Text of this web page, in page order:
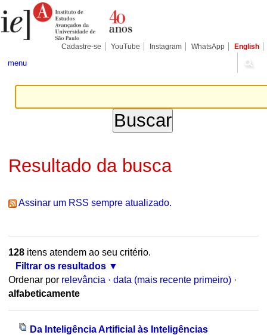
para
conteúdo.
Pessoais
Cadastre-se YouTube Instagram WhatsApp English
menu
Resultado da busca
Assinar um RSS sempre atualizado.
128itens atendem ao seu critério.
Filtrar os resultados
Ordenar por relevância · data (mais recente primeiro) ·
alfabeticamente
Da Inteligência Artificial às Inteligências